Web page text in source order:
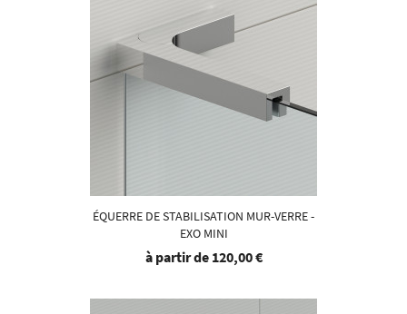
ÉQUERRE DE STABILISATION MUR-VERRE -
EXO MINI
à partir de 120,00 €